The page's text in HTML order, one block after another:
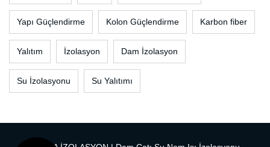
Yapı Güçlendirme Kolon Güçlendirme Karbon fiber
Yalıtım İzolasyon Dam İzolasyon
Su İzolasyonu Su Yalıtımı